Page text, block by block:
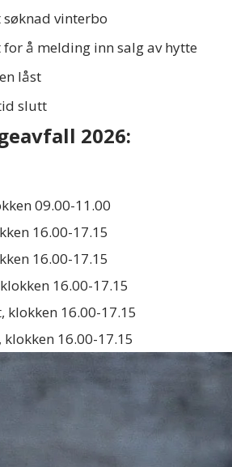
vinterbo
å melding inn salg av hytte
låst
slutt
2026:
09.00-11.00
16.00-17.15
16.00-17.15
16.00-17.15
klokken 16.00-17.15
16.00-17.15